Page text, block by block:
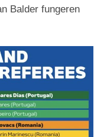
Balder fungeren